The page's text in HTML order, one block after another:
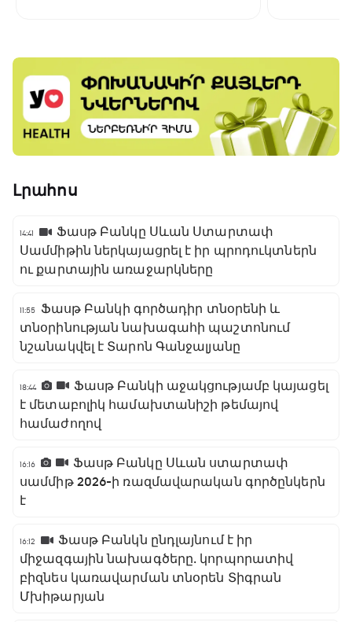
Լրահոս
14:41
Ֆասթ Բանկը Սևան Ստարտափ
Սամմիթին ներկայացրել է իր պրոդուկտներն
ու քարտային առաջարկները
11:55
Ֆասթ Բանկի գործադիր տնօրենի և
տնօրինության նախագահի պաշտոնում
նշանակվել է Տարոն Գանջալյանը
18:44
Ֆասթ Բանկի աջակցությամբ կայացել
է մետաբոլիկ համախտանիշի թեմայով
համաժողով
16:16
Ֆասթ Բանկը Սևան ստարտափ
սամմիթ 2026-ի ռազմավարական գործընկերն
է
16:12
Ֆասթ Բանկն ընդլայնում է իր
միջազգային նախագծերը․ կորպորատիվ
բիզնես կառավարման տնօրեն Տիգրան
Մխիթարյան